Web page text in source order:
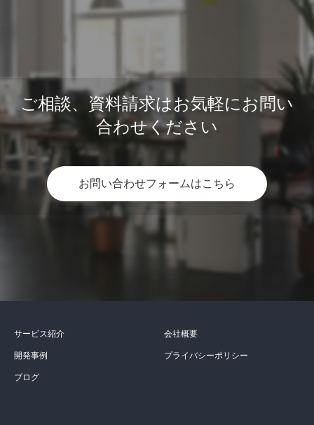
ご相談、資料請求はお気軽にお問い
合わせください
お問い合わせフォームはこちら
サービス紹介
開発事例
ブログ
会社概要
プライバシーポリシー